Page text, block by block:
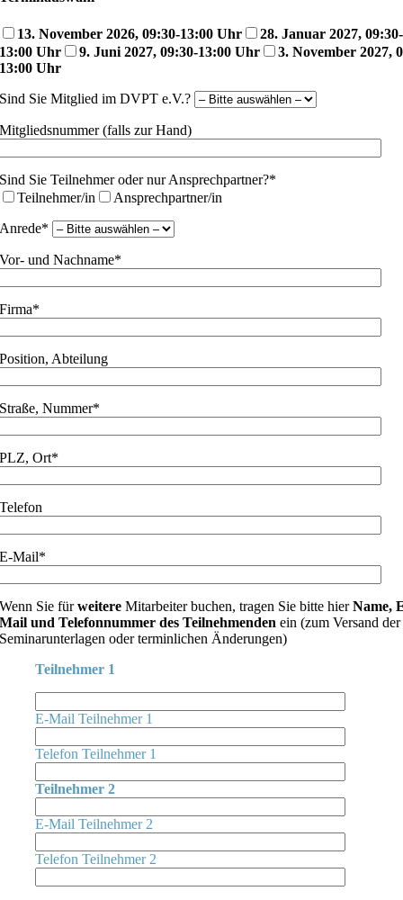
13. November 2026, 09:30-13:00 Uhr
28. Januar 2027, 09:30-
Uhr
9. Juni 2027, 09:30-13:00 Uhr
3. November 2027,
Uhr
Sie Mitglied im DVPT e.V.?
(falls zur Hand)
Sie Teilnehmer oder nur Ansprechpartner?*
Teilnehmer/in
Ansprechpartner/in
und Nachname*
Abteilung
Nummer*
Ort*
Mail*
Sie fürweitereMitarbeiter buchen, tragen Sie bitte hierName,
und Telefonnummer des Teilnehmenden ein (zum Versand der
oder terminlichen Änderungen)
Teilnehmer 1
E-Mail Teilnehmer 1
Telefon Teilnehmer 1
Teilnehmer 2
E-Mail Teilnehmer 2
Telefon Teilnehmer 2